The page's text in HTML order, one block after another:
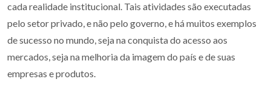
cada realidade institucional. Tais atividades são executadas
pelo setor privado, e não pelo governo, e há muitos exemplos
de sucesso no mundo, seja na conquista do acesso aos
mercados, seja na melhoria da imagem do país e de suas
empresas e produtos.